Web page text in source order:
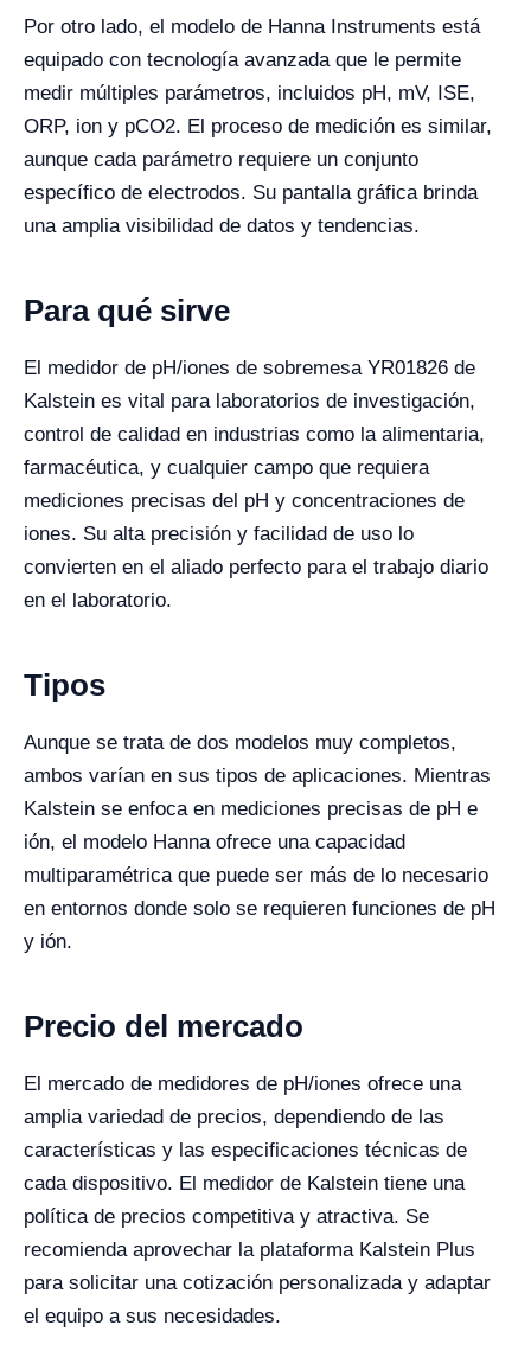
Por otro lado, el modelo de Hanna Instruments está
equipado con tecnología avanzada que le permite
medir múltiples parámetros, incluidos pH, mV, ISE,
ORP, ion y pCO2. El proceso de medición es similar,
aunque cada parámetro requiere un conjunto
específico de electrodos. Su pantalla gráfica brinda
una amplia visibilidad de datos y tendencias.
Para qué sirve
El medidor de pH/iones de sobremesa YR01826 de
Kalstein es vital para laboratorios de investigación,
control de calidad en industrias como la alimentaria,
farmacéutica, y cualquier campo que requiera
mediciones precisas del pH y concentraciones de
iones. Su alta precisión y facilidad de uso lo
convierten en el aliado perfecto para el trabajo diario
en el laboratorio.
Tipos
Aunque se trata de dos modelos muy completos,
ambos varían en sus tipos de aplicaciones. Mientras
Kalstein se enfoca en mediciones precisas de pH e
ión, el modelo Hanna ofrece una capacidad
multiparamétrica que puede ser más de lo necesario
en entornos donde solo se requieren funciones de pH
y ión.
Precio del mercado
El mercado de medidores de pH/iones ofrece una
amplia variedad de precios, dependiendo de las
características y las especificaciones técnicas de
cada dispositivo. El medidor de Kalstein tiene una
política de precios competitiva y atractiva. Se
recomienda aprovechar la plataforma Kalstein Plus
para solicitar una cotización personalizada y adaptar
el equipo a sus necesidades.